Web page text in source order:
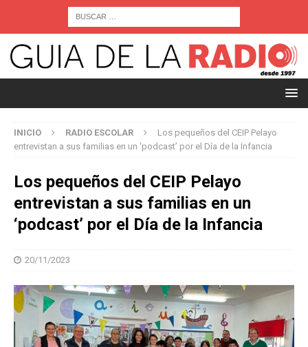
INICIO RADIO ESCOLAR
Los pequeños del CEIP Pelayo
entrevistan a sus familias en un ‘podcast’ por el Día de la Infancia
Los pequeños del CEIP Pelayo
entrevistan a sus familias en un
‘podcast’ por el Día de la Infancia
20/11/2023